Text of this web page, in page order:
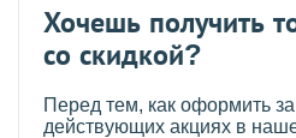
Хочешь получить
со скидкой?
Перед тем, как оформить
действующих акциях в